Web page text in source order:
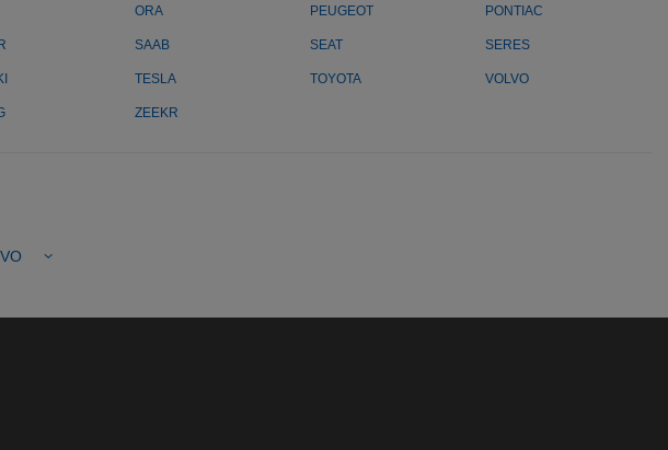
ORA PEUGEOT PONTIAC
SAAB SEAT SERES
TESLA TOYOTA VOLVO
ZEEKR